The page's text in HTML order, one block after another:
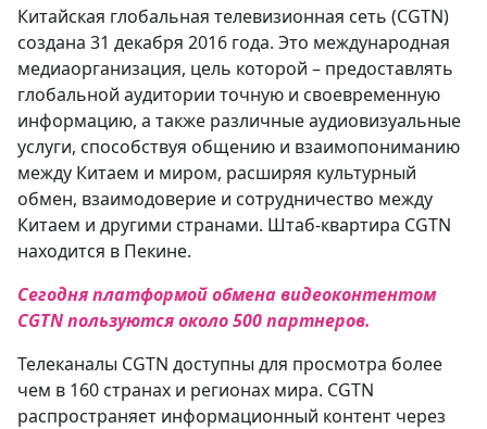
Китайская глобальная телевизионная сеть (CGTN)
создана 31 декабря 2016 года. Это международная
медиаорганизация, цель которой – предоставлять
глобальной аудитории точную и своевременную
информацию, а также различные аудиовизуальные
услуги, способствуя общению и взаимопониманию
между Китаем и миром, расширяя культурный
обмен, взаимодоверие и сотрудничество между
Китаем и другими странами. Штаб-квартира CGTN
находится в Пекине.
Сегодня платформой обмена видеоконтентом
CGTN пользуются около 500 партнеров.
Телеканалы CGTN доступны для просмотра более
чем в 160 странах и регионах мира. CGTN
распространяет информационный контент через